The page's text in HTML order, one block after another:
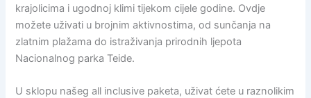
krajolicima i ugodnoj klimi tijekom cijele godine. Ovdje
možete uživati u brojnim aktivnostima, od sunčanja na
zlatnim plažama do istraživanja prirodnih ljepota
Nacionalnog parka Teide.
U sklopu našeg all inclusive paketa, uživat ćete u raznolikim